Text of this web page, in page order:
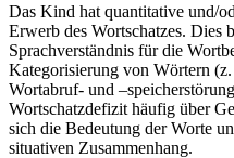
Das Kind hat quantitative und/
Erwerb des Wortschatzes. Dies
Sprachverständnis für die
Kategorisierung von Wörtern
Wortabruf- und
Wortschatzdefizit häufig über
sich die Bedeutung der Worte
situativen Zusammenhang.